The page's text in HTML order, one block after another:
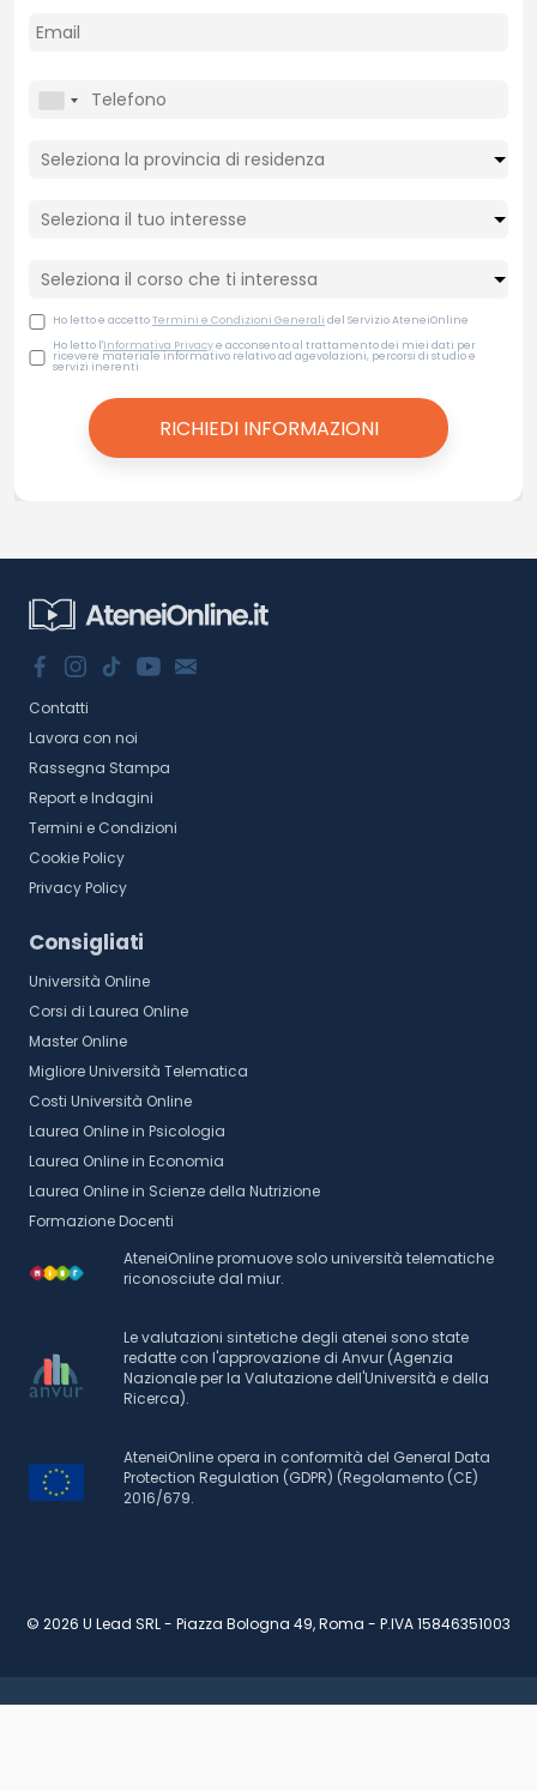
Ho letto e accettoTermini e Condizioni Generali del Servizio AteneiOnline
Ho letto l'Informativa Privacye acconsento al trattamento dei miei dati per
ricevere materiale informativo relativo ad agevolazioni, percorsi di studio e
servizi inerenti
Contatti
Lavora con noi
Rassegna Stampa
Report e Indagini
Termini e Condizioni
Cookie Policy
Privacy Policy
Consigliati
Università Online
Corsi di Laurea Online
Master Online
Migliore Università Telematica
Costi Università Online
Laurea Online in Psicologia
Laurea Online in Economia
Laurea Online in Scienze della Nutrizione
Formazione Docenti
AteneiOnline promuove solo università telematiche
riconosciute dal miur.
Le valutazioni sintetiche degli atenei sono state
redatte con l'approvazione di Anvur (Agenzia
Nazionale per la Valutazione dell'Università e della
Ricerca).
AteneiOnline opera in conformità del General Data
Protection Regulation (GDPR) (Regolamento (CE)
2016/679.
© 2026 U Lead SRL - Piazza Bologna 49, Roma - P.IVA 15846351003